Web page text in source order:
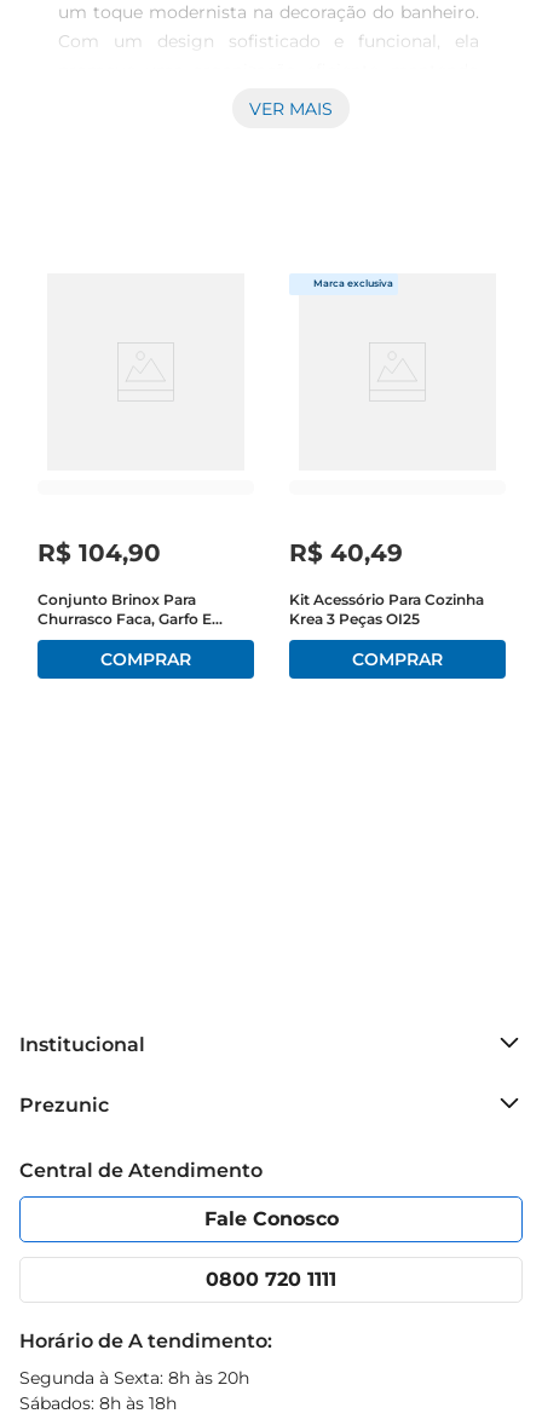
um toque modernista na decoração do banheiro.
Com um design sofisticado e funcional, ela
seus sabonetes sempre à mão e em um espaço
Produzida pela renomada marca Coza, a
saboneteira é fabricada com materiais de alta
resistência. Seu acabamento é projetado para ser
saboneteira Coza Bulky não é apenas mais um
item em sua casa
VER MAIS
R$ 104,90
Conjunto Brinox Para
Churrasco Faca, Garfo E
Chaira 2554/302
R$ 40,49
Kit Acessório Para Cozinha
Krea 3 Peças OI25
Institucional
Grupo Cencosud
Política de Privacidade
Portal do fornecedor
Cencosud Media
Prezunic
Código de Ética
App Prezunic
Central de Atendimento
Fale Conosco
0800 720 1111
Horário de A tendimento:
Segunda à Sexta: 8h às 20h
Sábados: 8h às 18h